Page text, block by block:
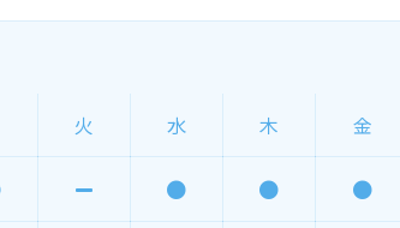
火 水 木 金